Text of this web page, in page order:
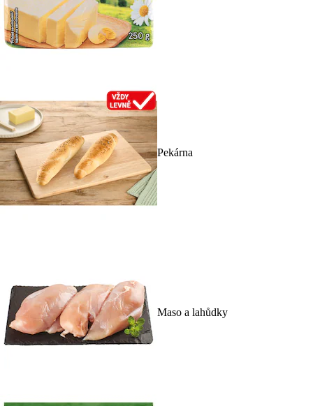
Pekárna
Maso a lahůdky